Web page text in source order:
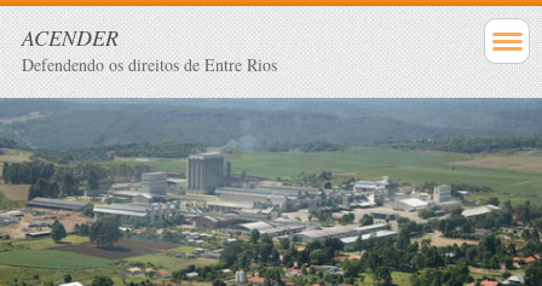
ACENDER
Defendendo os direitos de Entre Rios